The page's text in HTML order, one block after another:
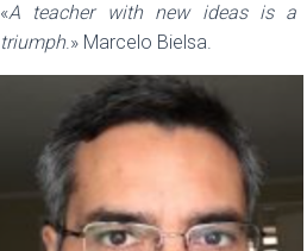
«A teacher with new ideas is a
triumph.» Marcelo Bielsa.